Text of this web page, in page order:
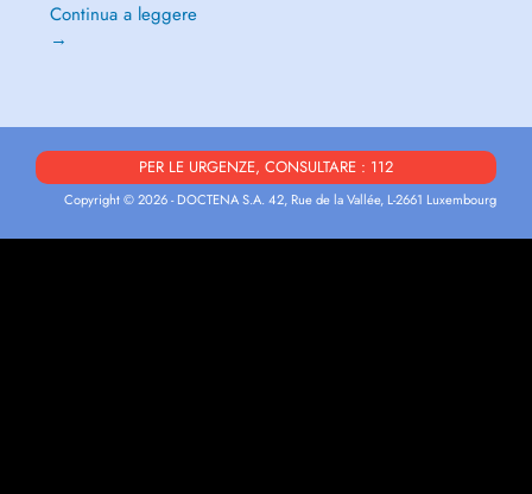
Continua a leggere
→
PER LE URGENZE, CONSULTARE : 112
Copyright © 2026 - DOCTENA S.A. 42, Rue de la Vallée, L-2661 Luxembourg